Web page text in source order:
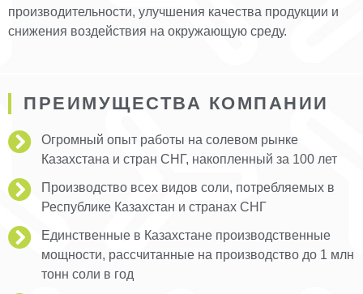
производительности, улучшения качества продукции и
снижения воздействия на окружающую среду.
ПРЕИМУЩЕСТВА КОМПАНИИ
Огромный опыт работы на солевом рынке
Казахстана и стран СНГ, накопленный за 100 лет
Производство всех видов соли, потребляемых в
Республике Казахстан и странах СНГ
Единственные в Казахстане производственные
мощности, рассчитанные на производство до 1 млн
тонн соли в год